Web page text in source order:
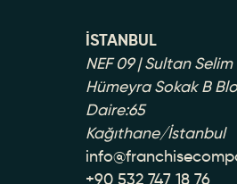
İSTANBUL
NEF 09 | Sultan
Hümeyra Sokak B
Daire:65
Kağıthane/İstanbul
+90 532 747 18 76